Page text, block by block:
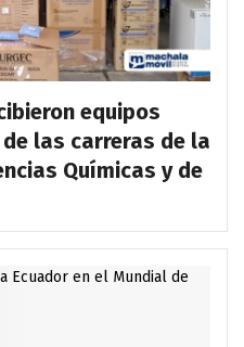
equipos
las carreras de la
Químicas y de